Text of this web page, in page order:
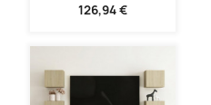
126,94 €